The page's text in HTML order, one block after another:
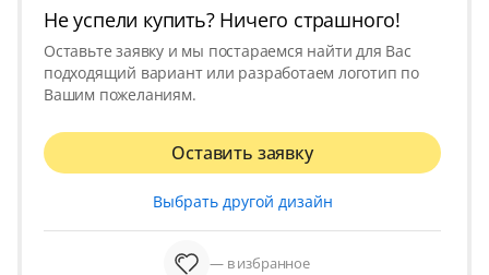
Не успели купить? Ничего страшного!
Оставьте заявку и мы постараемся найти для Вас
подходящий вариант или разработаем логотип по
Вашим пожеланиям.
Оставить заявку
Выбрать другой дизайн
— в избранное